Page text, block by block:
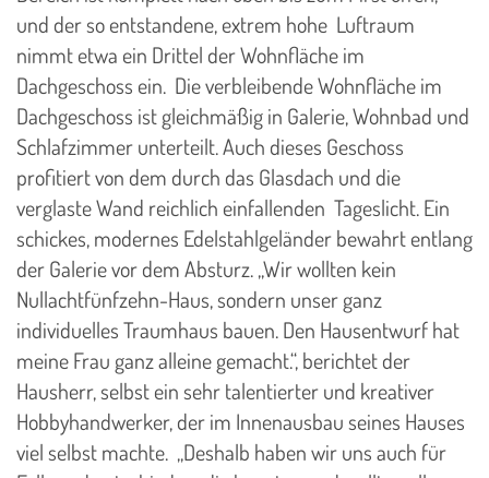
und der so entstandene, extrem hohe Luftraum
nimmt etwa ein Drittel der Wohnfläche im
Dachgeschoss ein. Die verbleibende Wohnfläche im
Dachgeschoss ist gleichmäßig in Galerie, Wohnbad und
Schlafzimmer unterteilt. Auch dieses Geschoss
profitiert von dem durch das Glasdach und die
verglaste Wand reichlich einfallenden Tageslicht. Ein
schickes, modernes Edelstahlgeländer bewahrt entlang
der Galerie vor dem Absturz. „Wir wollten kein
Nullachtfünfzehn-Haus, sondern unser ganz
individuelles Traumhaus bauen. Den Hausentwurf hat
meine Frau ganz alleine gemacht.“, berichtet der
Hausherr, selbst ein sehr talentierter und kreativer
Hobbyhandwerker, der im Innenausbau seines Hauses
viel selbst machte. „Deshalb haben wir uns auch für